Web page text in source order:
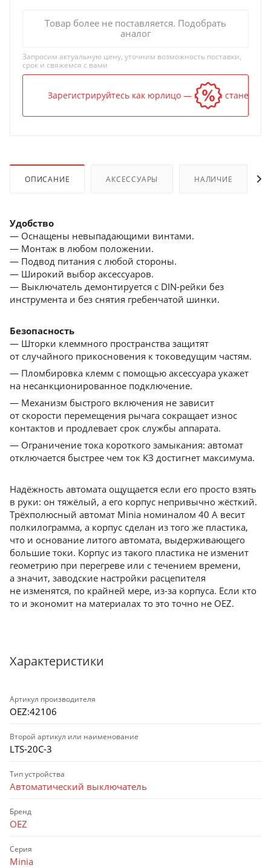
Товар более не поставляется. Подобрать
аналог
Запросим актуальную цену, уточним возможность поставки,
срок и свяжемся с вами
Зарегистрируйтесь как юрлицо — и цена станет
ОПИСАНИЕ АКСЕССУАРЫ НАЛИЧИЕ
Удобство
— Оснащены невыпадающими винтами.
— Монтаж в любом положении.
— Подвод питания с любой стороны.
— Широкий выбор аксессуаров.
— Выключатель демонтируется с DIN-рейки без
инструмента и без снятия гребенчатой шинки.
Безопасность
— Шторки клеммного пространства защитят
от cлучайного прикосновения к токоведущим частям.
— Пломбировка клемм с помощью аксессуара укажет
на несанкционированное подключение.
— Механизм быстрого включения не зависит
от скорости перемещения рычага сокращает износ
контактов и продлевает срок службы аппарата.
— Ограничение тока короткого замыкания: автомат
отключается быстрее чем ток КЗ достигнет максимума.
Надёжность автомата ощущается если его просто взять
в руки: он тяжёлый, а его корпус непривычно жёсткий.
Трёхполюсный автомат Minia номиналом 40 А весит
полкилограмма, а корпус сделан из того же пластика,
что и основание литого автомата, выдерживающего
большие токи. Корпус из такого пластика не изменит
геометрию при перегреве или с течением времени,
а значит, заводские настройки расцепителя
не изменятся, по крайней мере, из-за корпуса. Если кто
то и экономит на материалах то это точно не OEZ.
Характеристики
Артикул производителя
OEZ:42106
Второй артикул или наименование
LTS-20C-3
Тип устройства
Автоматический выключатель
Бренд
OEZ
Серия
Minia